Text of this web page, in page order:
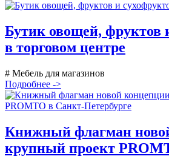
Бутик овощей, фруктов
в торговом центре
# Мебель для магазинов
Подробнее ->
Книжный флагман
крупный проект